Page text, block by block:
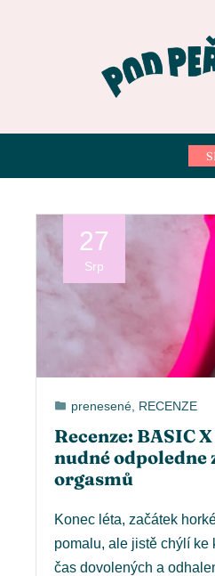
27
Srp
prenesené RECENZE
Recenze: BASIC
nudné odpoledne
orgasmů
Konec léta, začátek
pomalu, ale jistě chýlí ke
čas dovolených a